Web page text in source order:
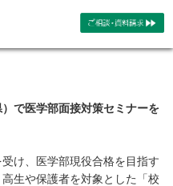
で医学部面接対策セミナーを
け、医学部現役合格を目指す
生や保護者を対象とした「校